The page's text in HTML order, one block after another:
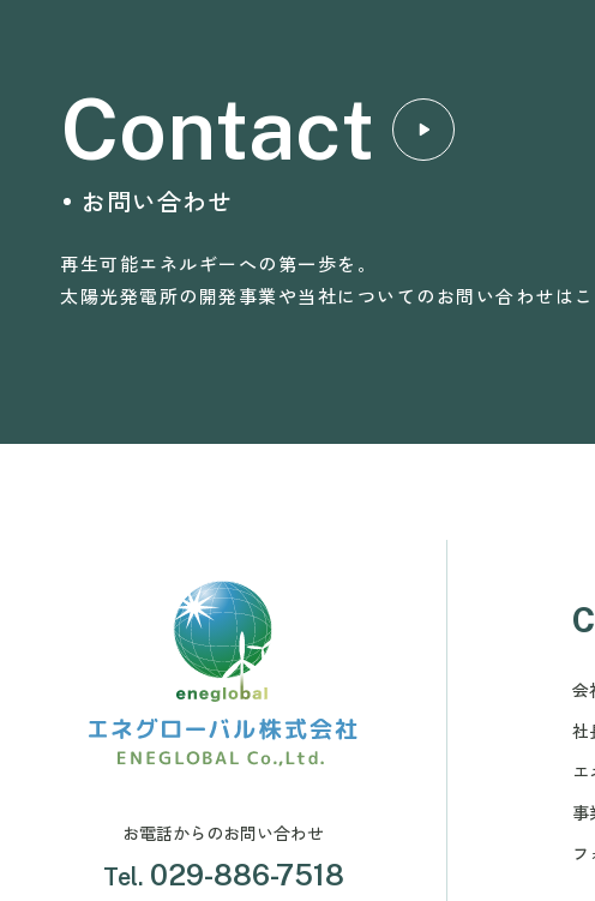
Contact
お問い合わせ
再生可能エネルギーへの第一歩を。
太陽光発電所の開発事業や当社についてのお問い合わせはこ
お電話からのお問い合わせ
Tel. 029-886-7518
会
社
事
フ